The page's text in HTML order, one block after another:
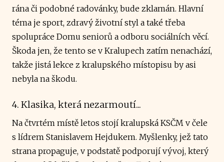
rána či podobné radovánky, bude zklamán. Hlavní
téma je sport, zdravý životní styl a také třeba
spolupráce Domu seniorů a odboru sociálních věcí.
Škoda jen, že tento se v Kralupech zatím nenachází,
takže jistá lekce z kralupského místopisu by asi
nebyla na škodu.
4. Klasika, která nezarmoutí...
Na čtvrtém místě letos stojí kralupská KSČM v čele
s lídrem Stanislavem Hejdukem. Myšlenky, jež tato
strana propaguje, v podstatě podporují vývoj, který